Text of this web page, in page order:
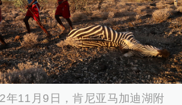
年11月9日，肯尼亚马加迪湖附